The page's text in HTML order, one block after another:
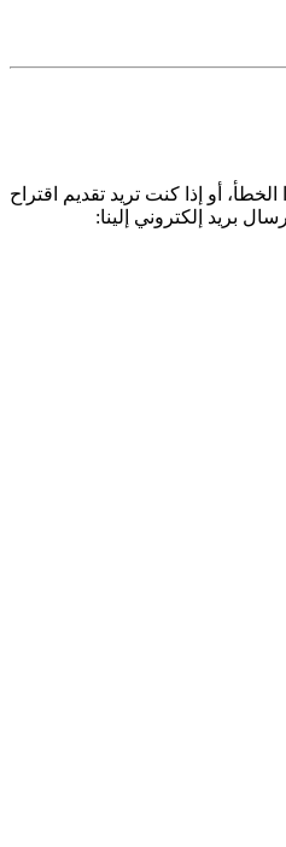
أو إذا كنت تريد تقديم اقتراح
بريد إلكتروني إلينا: